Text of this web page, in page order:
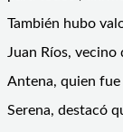
También hubo
Juan Ríos, vecino
Antena, quien fue
Serena, destacó